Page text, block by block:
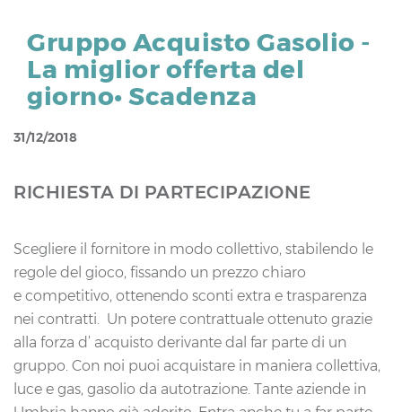
Gruppo Acquisto Gasolio -
La miglior offerta del
giorno• Scadenza
31/12/2018
RICHIESTA DI PARTECIPAZIONE
Scegliere il fornitore in modo collettivo, stabilendo le
regole del gioco, fissando un prezzo chiaro
e competitivo, ottenendo sconti extra e trasparenza
nei contratti. Un potere contrattuale ottenuto grazie
alla forza d’ acquisto derivante dal far parte di un
gruppo. Con noi puoi acquistare in maniera collettiva,
luce e gas, gasolio da autotrazione. Tante aziende in